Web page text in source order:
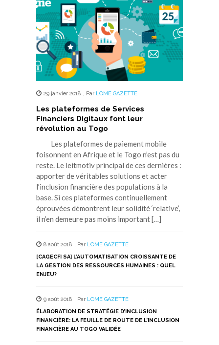
29 janvier 2018 , Par LOME GAZETTE
Les plateformes de Services
Financiers Digitaux font leur
révolution au Togo
Les plateformes de paiement mobile
foisonnent en Afrique et le Togo n’est pas du
reste. Le leitmotiv principal de ces dernières :
apporter de véritables solutions et acter
l’inclusion financière des populations à la
base. Si ces plateformes continuellement
éprouvées démontrent leur solidité ‘relative’,
il n’en demeure pas moins important […]
8 août 2018 , Par LOME GAZETTE
[CAGECFI SA] L’AUTOMATISATION CROISSANTE DE
LA GESTION DES RESSOURCES HUMAINES : QUEL
ENJEU?
9 août 2018 , Par LOME GAZETTE
ÉLABORATION DE STRATÉGIE D’INCLUSION
FINANCIÈRE: LA FEUILLE DE ROUTE DE L’INCLUSION
FINANCIÈRE AU TOGO VALIDÉE